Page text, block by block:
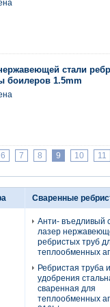
стали
боилеров 1.5mm
6 7 8 9 10 11
Сваренные
Анти- въедливый
лазер
ребристых труб
теплообменных
Ребристая труба
удобрения
сваренная для
теплообменных